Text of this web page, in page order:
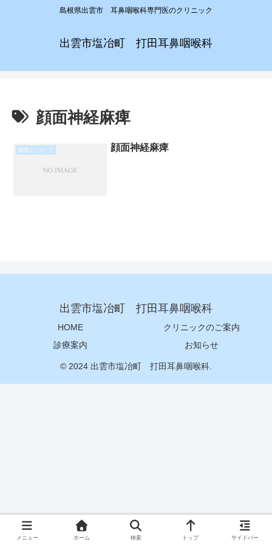
島根県出雲市 耳鼻咽喉科専門医のクリニック
出雲市塩冶町 打田耳鼻咽喉科
顔面神経麻痺
病気について 顔面神経麻痺
出雲市塩冶町 打田耳鼻咽喉科
HOME
クリニックのご案内
診療案内
お知らせ
© 2024 出雲市塩冶町 打田耳鼻咽喉科.
メニュー ホーム 検索 トップ サイドバー